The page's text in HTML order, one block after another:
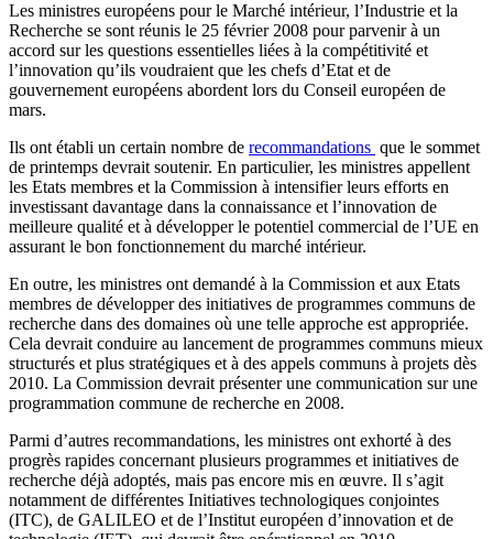
Les ministres européens pour le Marché intérieur, l’Industrie et la
Recherche se sont réunis le 25 février 2008 pour parvenir à un
accord sur les questions essentielles liées à la compétitivité et
l’innovation qu’ils voudraient que les chefs d’Etat et de
gouvernement européens abordent lors du Conseil européen de
mars.
Ils ont établi un certain nombre de recommandations que le sommet
de printemps devrait soutenir. En particulier, les ministres appellent
les Etats membres et la Commission à intensifier leurs efforts en
investissant davantage dans la connaissance et l’innovation de
meilleure qualité et à développer le potentiel commercial de l’UE en
assurant le bon fonctionnement du marché intérieur.
En outre, les ministres ont demandé à la Commission et aux Etats
membres de développer des initiatives de programmes communs de
recherche dans des domaines où une telle approche est appropriée.
Cela devrait conduire au lancement de programmes communs mieux
structurés et plus stratégiques et à des appels communs à projets dès
2010. La Commission devrait présenter une communication sur une
programmation commune de recherche en 2008.
Parmi d’autres recommandations, les ministres ont exhorté à des
progrès rapides concernant plusieurs programmes et initiatives de
recherche déjà adoptés, mais pas encore mis en œuvre. Il s’agit
notamment de différentes Initiatives technologiques conjointes
(ITC), de GALILEO et de l’Institut européen d’innovation et de